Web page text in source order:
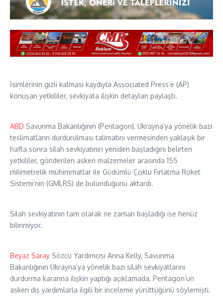
İsimlerinin gizli kalması kaydıyla Associated Press’e (AP)
konuşan yetkililer, sevkiyata ilişkin detayları paylaştı.
ABD Savunma Bakanlığının (Pentagon), Ukrayna’ya yönelik bazı
teslimatların durdurulması talimatını vermesinden yaklaşık bir
hafta sonra silah sevkiyatının yeniden başladığını belirten
yetkililer, gönderilen askeri malzemeler arasında 155
milimetrelik mühimmatlar ile Güdümlü Çoklu Fırlatma Roket
Sistemi’nin (GMLRS) de bulunduğunu aktardı.
Silah sevkiyatının tam olarak ne zaman başladığı ise henüz
bilinmiyor.
Beyaz Saray Sözcü Yardımcısı Anna Kelly, Savunma
Bakanlığının Ukrayna’ya yönelik bazı silah sevkiyatlarını
durdurma kararına ilişkin yaptığı açıklamada, Pentagon’un
askeri dış yardımlarla ilgili bir inceleme yürüttüğünü söylemişti.